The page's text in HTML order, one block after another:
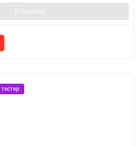
В корзину